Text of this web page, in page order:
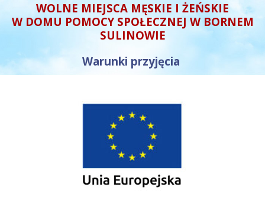
WOLNE MIEJSCA MĘSKIE I ŻEŃSKIE
W DOMU POMOCY SPOŁECZNEJ W BORNEM
SULINOWIE
Warunki przyjęcia